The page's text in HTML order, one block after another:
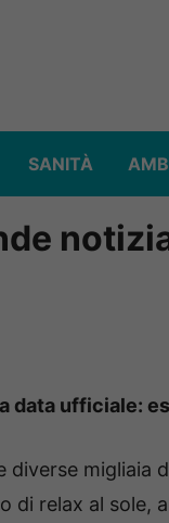
SANITÀ
data ufficiale:
diverse
di relax al sole,